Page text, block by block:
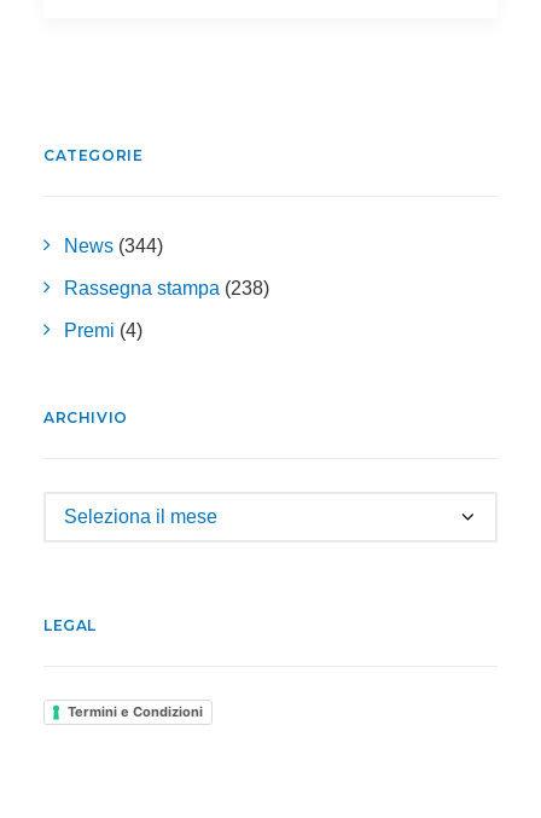
CATEGORIE
News (344)
Rassegna stampa (238)
Premi (4)
ARCHIVIO
Archivio
LEGAL
Termini e Condizioni